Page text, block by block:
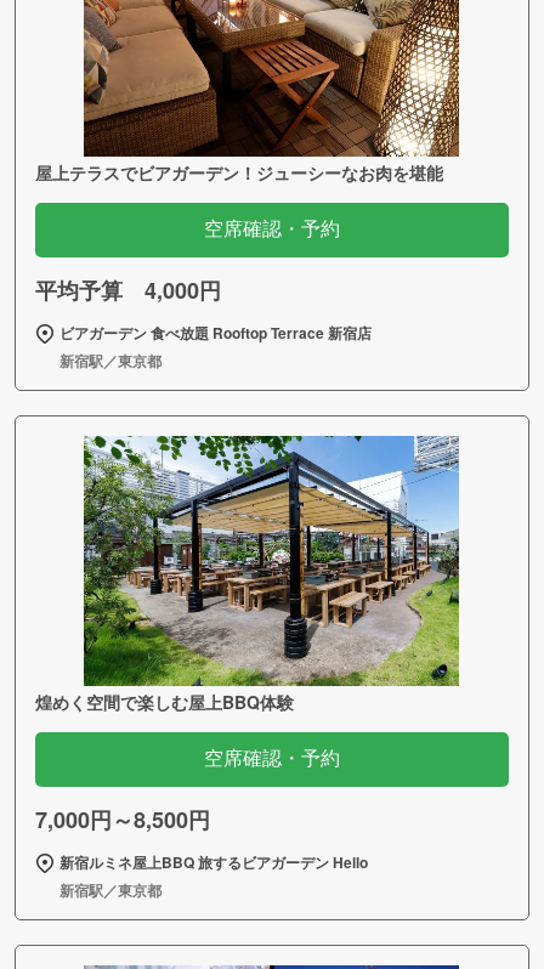
屋上テラスでビアガーデン！ジューシーなお肉を堪能
空席確認・予約
平均予算 4,000円
ビアガーデン 食べ放題 Rooftop Terrace 新宿店
新宿駅／東京都
煌めく空間で楽しむ屋上BBQ体験
空席確認・予約
7,000円～8,500円
新宿ルミネ屋上BBQ 旅するビアガーデン Hello
新宿駅／東京都